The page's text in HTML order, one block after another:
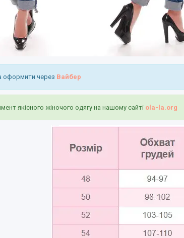
оформити через Вайбер
якісного жіночого одягу на нашому сайті ola-la.org